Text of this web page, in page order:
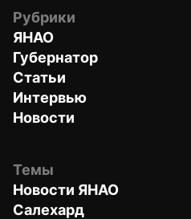
Рубрики
ЯНАО
Губернатор
Статьи
Интервью
Новости
Темы
Новости ЯНАО
Салехард